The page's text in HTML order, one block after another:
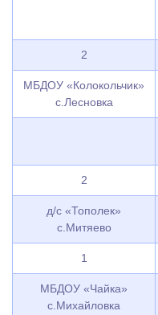
2
МБДОУ «Колокольчик»
с.Лесновка
2
д/с «Тополек»
с.Митяево
1
МБДОУ «Чайка»
с.Михайловка